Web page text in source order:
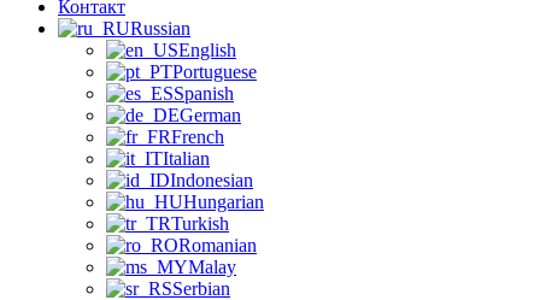
Контакт
Russian
English
Portuguese
Spanish
German
French
Italian
Indonesian
Hungarian
Turkish
Romanian
Malay
Serbian